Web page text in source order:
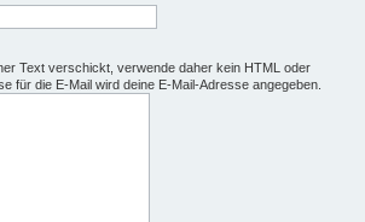
Text verschickt, verwende daher kein HTML oder
für die E-Mail wird deine E-Mail-Adresse angegeben.